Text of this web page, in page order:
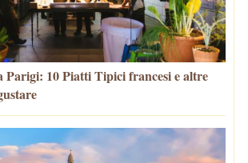
Parigi: 10 Piatti Tipici francesi e altre